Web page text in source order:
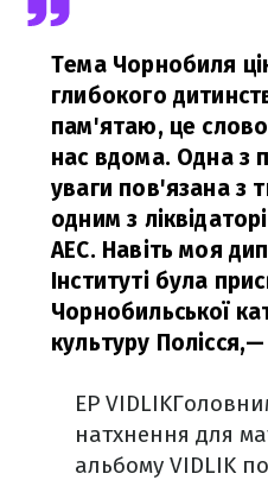
Тема Чорнобиля
глибокого
пам'ятаю, це
нас вдома. Одна з
уваги пов'язана з
одним з
АЕС. Навіть моя
Інституті була
Чорнобильської
культуру Полісся,—
EP
натхнення для
альбому VIDLIK